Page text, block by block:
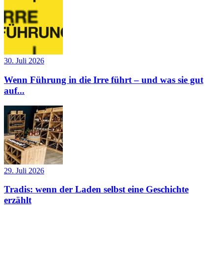
30. Juli 2026
Wenn Führung in die Irre führt – und was sie gut
auf...
29. Juli 2026
Tradis: wenn der Laden selbst eine Geschichte
erzählt